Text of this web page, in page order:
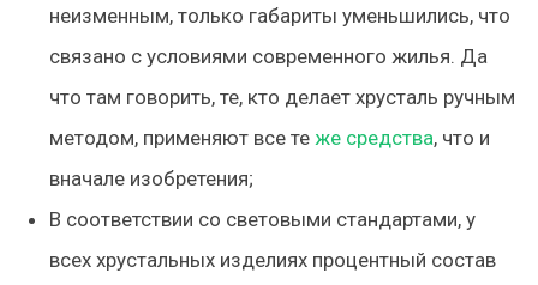
неизменным, только габариты уменьшились, что
связано с условиями современного жилья. Да
что там говорить, те, кто делает хрусталь ручным
методом, применяют все те же средства, что и
вначале изобретения;
В соответствии со световыми стандартами, у
всех хрустальных изделиях процентный состав